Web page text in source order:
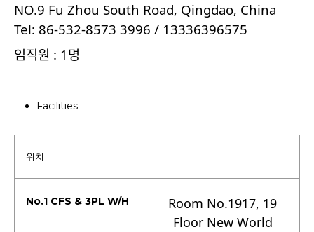
NO.9 Fu Zhou South Road, Qingdao, China
Tel: 86-532-8573 3996 / 13336396575
임직원 : 1 명
Facilities
위치
Room No.1917, 19
Floor New World